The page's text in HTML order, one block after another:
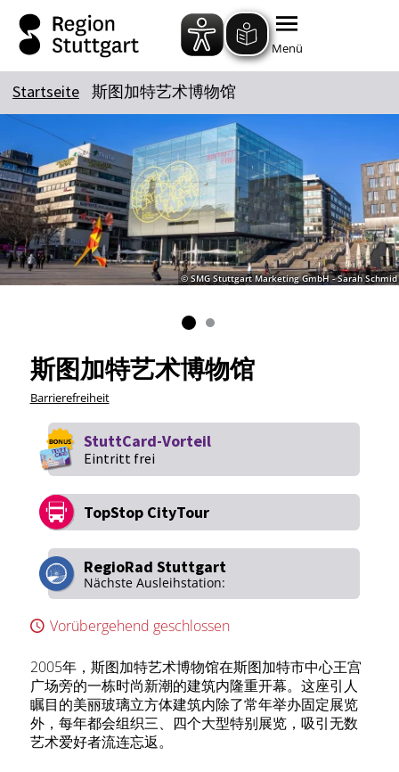
Zum Hauptinhalt springen
Zur Suche springen
Zur Hauptnavigation
Zum Footer springen
Menü
Startseite 斯图加特艺术博物馆
© SMG Stuttgart Marketing GmbH - Sarah Schmid
斯图加特艺术博物馆
Barrierefreiheit
Vorübergehend geschlossen
2005年，斯图加特艺术博物馆在斯图加特市中心王宫
广场旁的一栋时尚新潮的建筑内隆重开幕。这座引人
瞩目的美丽玻璃立方体建筑内除了常年举办固定展览
外，每年都会组织三、四个大型特别展览，吸引无数
艺术爱好者流连忘返。
StuttCard-Vorteil
Eintritt frei
TopStop CityTour
RegioRad Stuttgart
Nächste Ausleihstation: